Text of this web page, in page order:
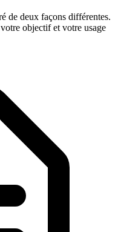
de deux façons différentes.
objectif et votre usage